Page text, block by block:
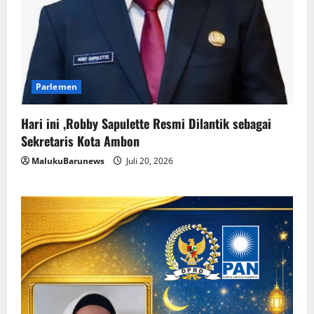
Parlemen
Hari ini ,Robby Sapulette Resmi Dilantik sebagai
Sekretaris Kota Ambon
MalukuBarunews Juli 20, 2026